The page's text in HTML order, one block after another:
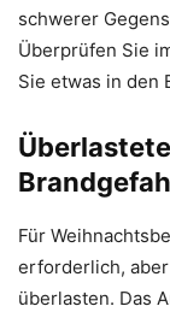
schwerer
Überprüfen Sie
Sie etwas in den
Für
erforderlich,
überlasten. Das